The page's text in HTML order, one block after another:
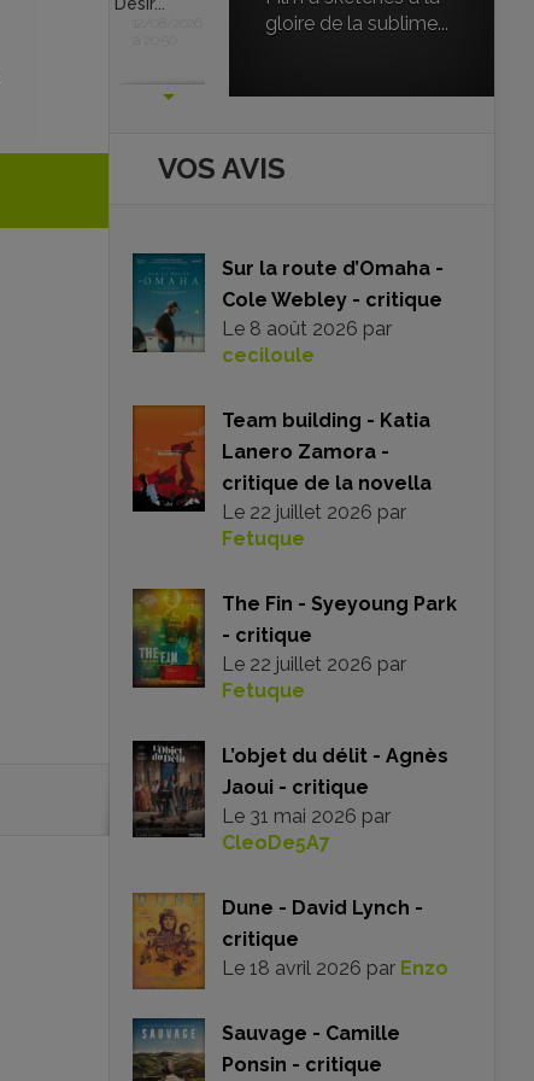
gloire de la sublime...
VOS AVIS
Sur la route d’Omaha -
Cole Webley - critique
Le 8 août 2026 par
ceciloule
Team building - Katia
Lanero Zamora -
critique de la novella
Le 22 juillet 2026 par
Fetuque
The Fin - Syeyoung Park
- critique
Le 22 juillet 2026 par
Fetuque
L’objet du délit - Agnès
Jaoui - critique
Le 31 mai 2026 par
CleoDe5A7
Dune - David Lynch -
critique
Le 18 avril 2026 par Enzo
Sauvage - Camille
Ponsin - critique